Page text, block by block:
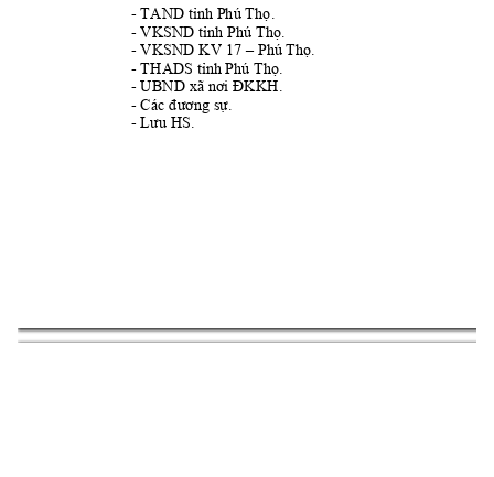
- TAND tỉnh Phú Thọ.
- VKSND tỉnh Phú Thọ.
- VKSND KV 17 – Phú Thọ.
- THADS tỉnh Phú Thọ
- UBND xã nơi ĐKKH.
- Các đương sự.
- Lưu HS.